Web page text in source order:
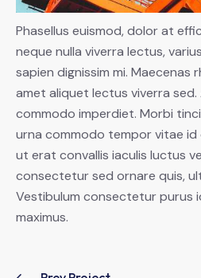
Phasellus euismod, dolor at
neque nulla viverra lectus,
sapien dignissim mi. Maecenas
amet aliquet lectus viverra sed.
commodo imperdiet. Morbi
urna commodo tempor vitae id
ut erat convallis iaculis luctus
consectetur sed ornare quis,
Vestibulum consectetur purus
maximus.